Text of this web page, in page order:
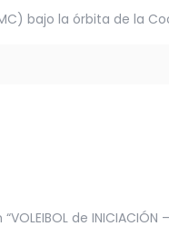
bajo la órbita de la
de INICIACIÓN –